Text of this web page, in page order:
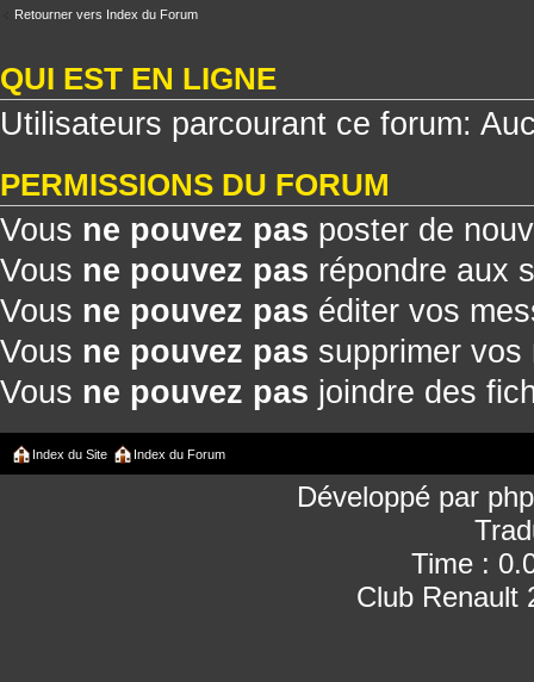
Retourner vers Index du Forum
QUI EST EN LIGNE
Utilisateurs parcourant ce forum:
PERMISSIONS DU FORUM
Vous ne pouvez pas poster de
Vous ne pouvez pas répondre aux
Vous ne pouvez pas éditer vos
Vous ne pouvez pas supprimer vos
Vous ne pouvez pas joindre des
Index du Site Index du Forum
Développé par
Time :
Club Renault